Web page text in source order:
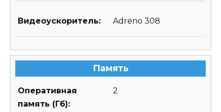
Видеоускоритель: Adreno 308
Память
Оперативная
память (Гб):
2